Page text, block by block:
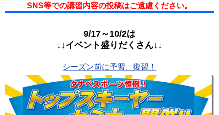
SNS等での講習内容の投稿はご遠慮ください。
9/17～10/2は
↓↓イベント盛りだくさん↓↓
シーズン前に予習、復習！